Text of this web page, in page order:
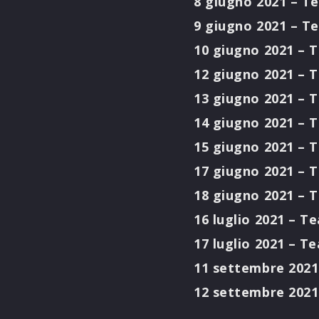
9 giugno 2021 –
10 giugno 2021 –
12 giugno 2021 –
13 giugno 2021 –
14 giugno 2021 –
15 giugno 2021 –
17 giugno 2021 –
18 giugno 2021 –
16 luglio 2021 –
17 luglio 2021 –
11 settembre 2021
12 settembre 2021